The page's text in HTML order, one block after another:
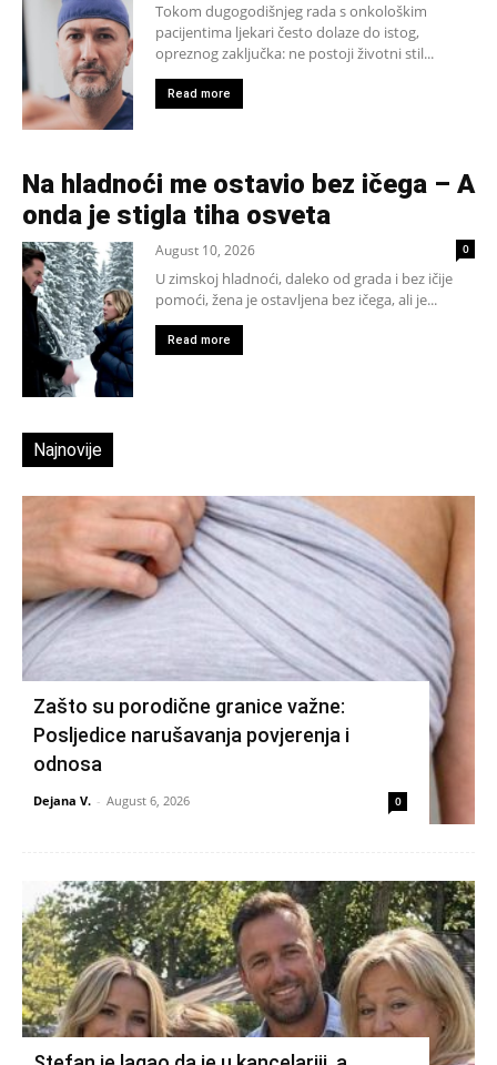
Tokom dugogodišnjeg rada s onkološkim
pacijentima ljekari često dolaze do istog,
opreznog zaključka: ne postoji životni stil...
Read more
Na hladnoći me ostavio bez ičega – A
onda je stigla tiha osveta
August 10, 2026 0
U zimskoj hladnoći, daleko od grada i bez ičije
pomoći, žena je ostavljena bez ičega, ali je...
Read more
Najnovije
Zašto su porodične granice važne:
Posljedice narušavanja povjerenja i
odnosa
Dejana V. - August 6, 2026 0